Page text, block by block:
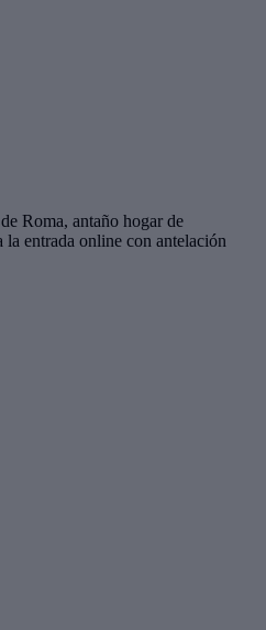
Roma, antaño hogar de
la entrada online con antelación